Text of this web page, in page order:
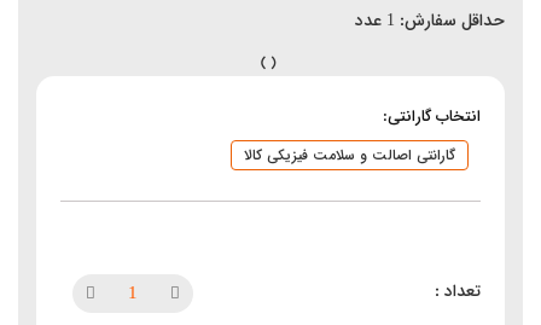
حداقل سفارش: 1 عدد
انتخاب گارانتی:
گارانتی اصالت و سلامت فیزیکی کالا